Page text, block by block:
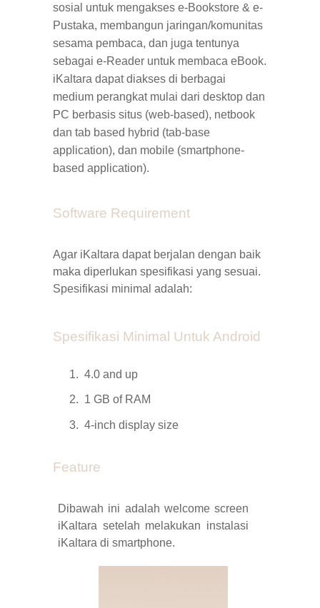
sosial untuk mengakses e-Bookstore & e-
Pustaka, membangun jaringan/komunitas
sesama pembaca, dan juga tentunya
sebagai e-Reader untuk membaca eBook.
iKaltara dapat diakses di berbagai
medium perangkat mulai dari desktop dan
PC berbasis situs (web-based), netbook
dan tab based hybrid (tab-base
application), dan mobile (smartphone-
based application).
Software Requirement
Agar iKaltara dapat berjalan dengan baik
maka diperlukan spesifikasi yang sesuai.
Spesifikasi minimal adalah:
Spesifikasi Minimal Untuk Android
1. 4.0 and up
2. 1 GB of RAM
3. 4-inch display size
Feature
Dibawah ini adalah welcome screen
iKaltara setelah melakukan instalasi
iKaltara di smartphone.